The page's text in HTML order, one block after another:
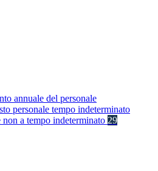
annuale del personale
personale tempo indeterminato
non a tempo indeterminato 29